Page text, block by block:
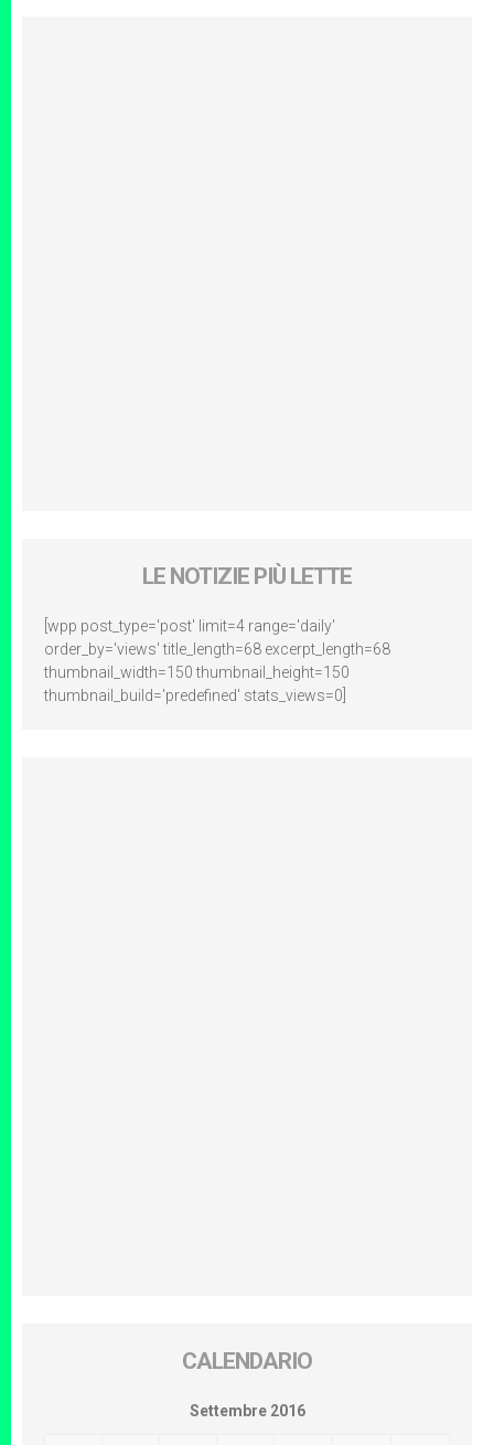
LE NOTIZIE PIÙ LETTE
[wpp post_type='post' limit=4 range='daily'
order_by='views' title_length=68 excerpt_length=68
thumbnail_width=150 thumbnail_height=150
thumbnail_build='predefined' stats_views=0]
CALENDARIO
Settembre 2016